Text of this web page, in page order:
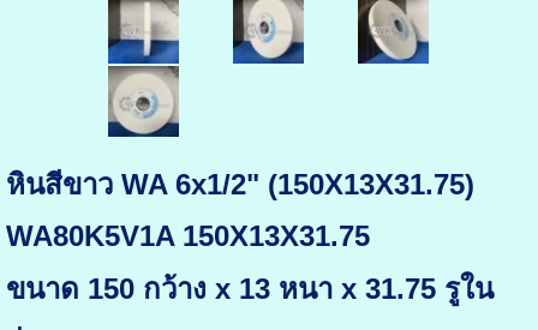
หินสีขาว WA 6x1/2" (150X13X31.75)
WA80K5V1A 150X13X31.75
ขนาด 150 กว้าง x 13 หนา x 31.75 รูใน